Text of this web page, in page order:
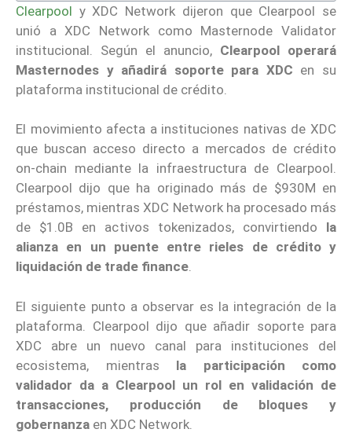
Clearpool y XDC Network dijeron que Clearpool se
unió a XDC Network como Masternode Validator
institucional. Según el anuncio, Clearpool operará
Masternodes y añadirá soporte para XDC en su
plataforma institucional de crédito.
El movimiento afecta a instituciones nativas de XDC
que buscan acceso directo a mercados de crédito
on-chain mediante la infraestructura de Clearpool.
Clearpool dijo que ha originado más de $930M en
préstamos, mientras XDC Network ha procesado más
de $1.0B en activos tokenizados, convirtiendo la
alianza en un puente entre rieles de crédito y
liquidación de trade finance.
El siguiente punto a observar es la integración de la
plataforma. Clearpool dijo que añadir soporte para
XDC abre un nuevo canal para instituciones del
ecosistema, mientras la participación como
validador da a Clearpool un rol en validación de
transacciones, producción de bloques y
gobernanza en XDC Network.